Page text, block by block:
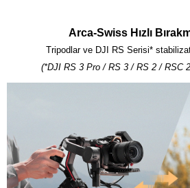
Arca-Swiss Hızlı
Tripodlar ve DJI RS Serisi*
(*DJI RS 3 Pro / RS 3 / RS 2 / RSC